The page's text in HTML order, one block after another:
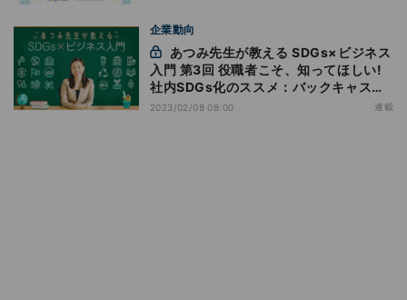
企業動向
入門 第3回 役職者こそ、知ってほしい!
社内SDGs化のススメ：バックキャステ
ィングを身に付け実践しよう
2023/02/08 08:00 連載